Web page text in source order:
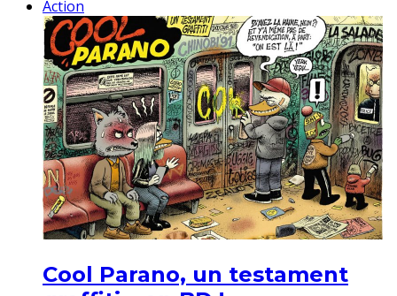
Action
Cool Parano, un testament